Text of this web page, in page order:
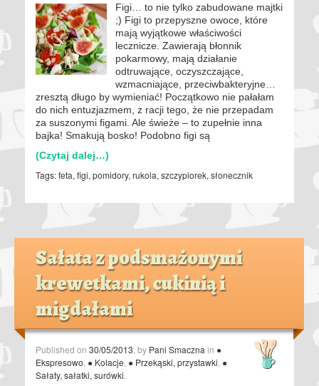
Figi… to nie tylko zabudowane majtki
;) Figi to przepyszne owoce, które
mają wyjątkowe właściwości
lecznicze. Zawierają błonnik
pokarmowy, mają działanie
odtruwające, oczyszczające,
wzmacniające, przeciwbakteryjne…
zresztą długo by wymieniać! Początkowo nie pałałam
do nich entuzjazmem, z racji tego, że nie przepadam
za suszonymi figami. Ale świeże – to zupełnie inna
bajka! Smakują bosko! Podobno figi są
(Czytaj dalej…)
Tags:feta, figi, pomidory, rukola, szczypiorek, słonecznik
Sałata z podsmażonymi
krewetkami, cukinią i
migdałami
Published on 30/05/2013 , by Pani Smaczna in ●
Ekspresowo ● Kolacje ● Przekąski, przystawki ●
Sałaty, sałatki, surówki